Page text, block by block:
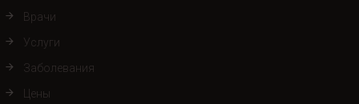
Врачи
Услуги
Заболевания
Цены